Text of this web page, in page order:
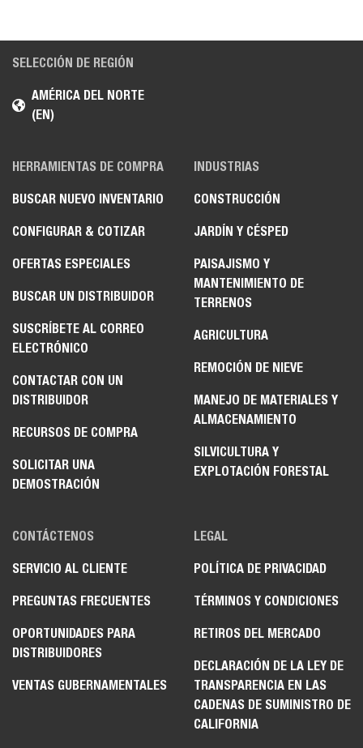
SELECCIÓN DE REGIÓN
AMÉRICA DEL NORTE
(EN)
HERRAMIENTAS DE COMPRA
BUSCAR NUEVO INVENTARIO
CONFIGURAR & COTIZAR
OFERTAS ESPECIALES
BUSCAR UN DISTRIBUIDOR
SUSCRÍBETE AL CORREO
ELECTRÓNICO
CONTACTAR CON UN
DISTRIBUIDOR
RECURSOS DE COMPRA
SOLICITAR UNA
DEMOSTRACIÓN
INDUSTRIAS
CONSTRUCCIÓN
JARDÍN Y CÉSPED
PAISAJISMO Y
MANTENIMIENTO DE
TERRENOS
AGRICULTURA
REMOCIÓN DE NIEVE
MANEJO DE MATERIALES Y
ALMACENAMIENTO
SILVICULTURA Y
EXPLOTACIÓN FORESTAL
CONTÁCTENOS
SERVICIO AL CLIENTE
PREGUNTAS FRECUENTES
OPORTUNIDADES PARA
DISTRIBUIDORES
VENTAS GUBERNAMENTALES
LEGAL
POLÍTICA DE PRIVACIDAD
TÉRMINOS Y CONDICIONES
RETIROS DEL MERCADO
DECLARACIÓN DE LA LEY DE
TRANSPARENCIA EN LAS
CADENAS DE SUMINISTRO DE
CALIFORNIA